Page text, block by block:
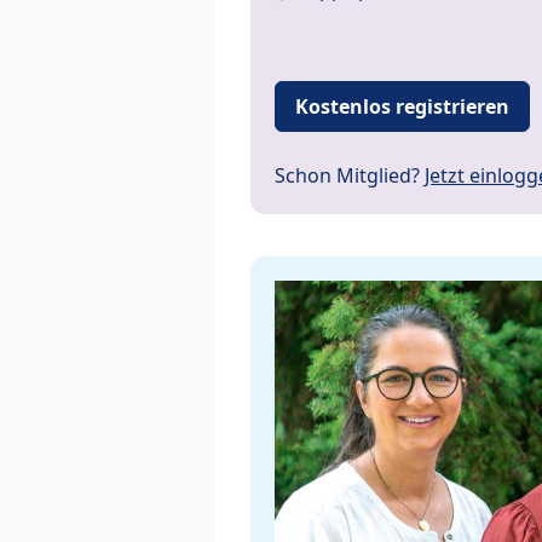
Kostenlos registrieren
Schon Mitglied? Jetzt